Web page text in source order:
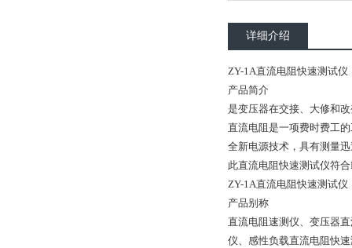
详细介绍
ZY-1A直流电阻快速测试
产品简介
是变压器在交接、大修和
直流电阻是一项费时费工
全新电源技术，具有测量
此直流电阻快速测试仪符
ZY-1A直流电阻快速测试
产品别称
直流电阻速测仪、变压器
仪、感性负载直流电阻快